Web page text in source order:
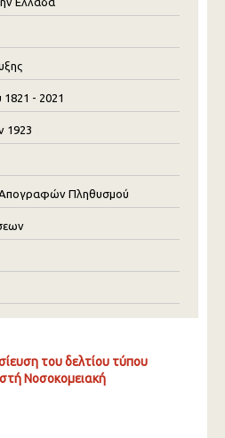
- 2021
1923
Απογραφών Πληθυσμού
του δελτίου τύπου
Νοσοκομειακή